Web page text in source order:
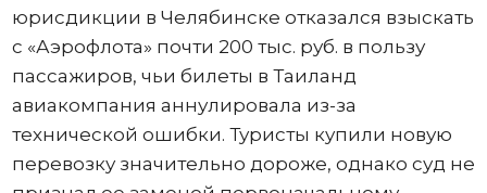
юрисдикции в Челябинске отказался взыскать
с «Аэрофлота» почти 200 тыс. руб. в пользу
пассажиров, чьи билеты в Таиланд
авиакомпания аннулировала из-за
технической ошибки. Туристы купили новую
перевозку значительно дороже, однако суд не